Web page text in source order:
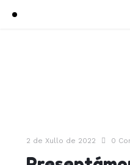
2 de Xullo de 2022 0